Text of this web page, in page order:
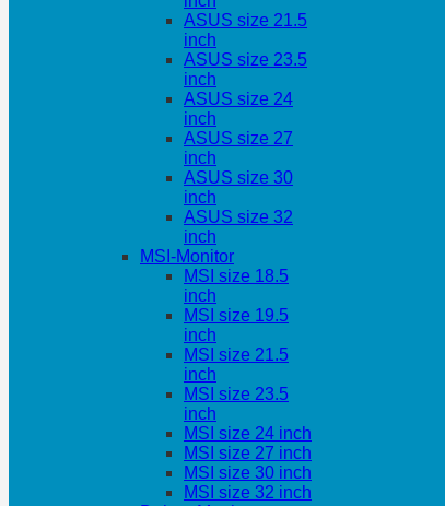
ASUS size 21.5
inch
ASUS size 23.5
inch
ASUS size 24
inch
ASUS size 27
inch
ASUS size 30
inch
ASUS size 32
inch
MSI-Monitor
MSI size 18.5
inch
MSI size 19.5
inch
MSI size 21.5
inch
MSI size 23.5
inch
MSI size 24 inch
MSI size 27 inch
MSI size 30 inch
MSI size 32 inch